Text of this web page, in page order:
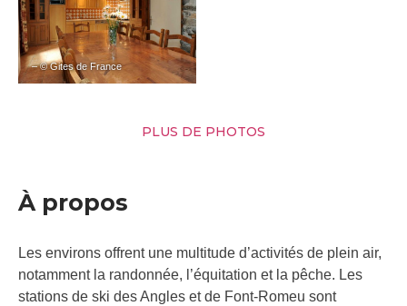
– © Gites de France
PLUS DE PHOTOS
À propos
Les environs offrent une multitude d’activités de plein air,
notamment la randonnée, l’équitation et la pêche. Les
stations de ski des Angles et de Font-Romeu sont